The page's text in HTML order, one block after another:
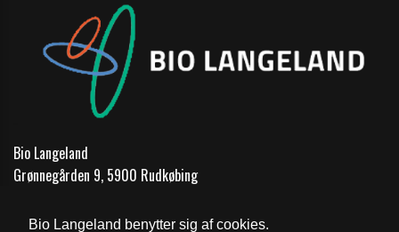
Bio Langeland benytter sig af cookies.
Bio Langeland
Grønnegården 9, 5900 Rudkøbing
Telefon: 62 51 17 00